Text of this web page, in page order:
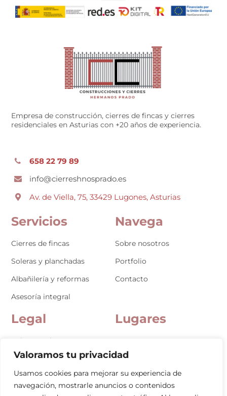
Valoramos tu privacidad
Usamos cookies para mejorar su experiencia de
navegación, mostrarle anuncios o contenidos
Empresa de construcción, cierres de fincas y cierres
residenciales en Asturias con +20 años de experiencia.
658 22 79 89
info@cierreshnosprado.es
Av. de Viella, 75, 33429 Lugones, Asturias
Servicios
Cierres de fincas
Soleras y planchadas
Albañilería y reformas
Asesoría integral
Navega
Sobre nosotros
Portfolio
Contacto
Legal
Aviso Legal
Política de Privacidad
Política de Cookies
Lugares
Avilés